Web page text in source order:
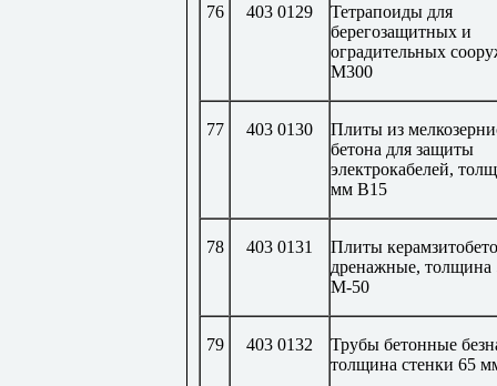
76 403 0129
Тетрапоиды для
берегозащитных и
оградительных
М300
77 403 0130
Плиты из
бетона для защиты
электрокабелей,
мм В15
78 403 0131
Плиты
дренажные, толщина
М-50
79 403 0132
Трубы бетонные
толщина стенки 65